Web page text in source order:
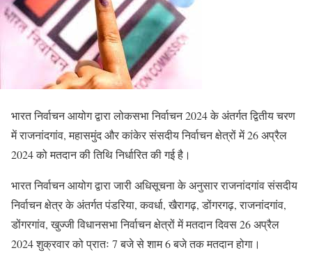
भारत निर्वाचन आयोग द्वारा लोकसभा निर्वाचन 2024 के अंतर्गत द्वितीय चरण
में राजनांदगांव, महासमुंद और कांकेर संसदीय निर्वाचन क्षेत्रों में 26 अप्रैल
2024 को मतदान की तिथि निर्धारित की गई है।
भारत निर्वाचन आयोग द्वारा जारी अधिसूचना के अनुसार राजनांदगांव संसदीय
निर्वाचन क्षेत्र के अंतर्गत पंडरिया, कवर्धा, खैरागढ़, डोंगरगढ़, राजनांदगांव,
डोंगरगांव, खुज्जी विधानसभा निर्वाचन क्षेत्रों में मतदान दिवस 26 अप्रैल
2024 शुक्रवार को प्रातः 7 बजे से शाम 6 बजे तक मतदान होगा।